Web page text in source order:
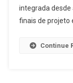
integrada desde
finais de projeto
Continue